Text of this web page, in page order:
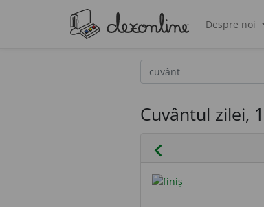
Despre noi
Cuvântul zilei,
chevron_left